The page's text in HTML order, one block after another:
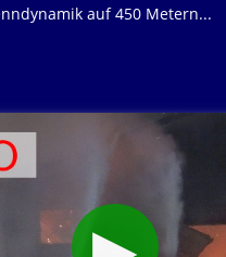
auf 450 Metern...